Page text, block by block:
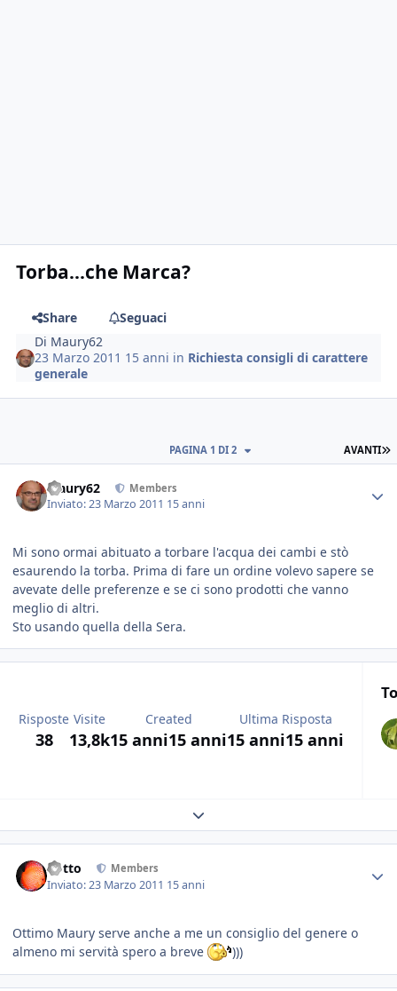
Torba...che Marca?
Share
Seguaci
Di Maury62
23 Marzo 2011 15 anni in Richiesta consigli di carattere
generale
AVANTI
PAGINA 1 DI 2
Maury62 Members
Inviato:23 Marzo 2011 15 anni
Mi sono ormai abituato a torbare l'acqua dei cambi e stò
esaurendo la torba. Prima di fare un ordine volevo sapere se
avevate delle preferenze e se ci sono prodotti che vanno
meglio di altri.
Sto usando quella della Sera.
Risposte
38
Visite
13,8k
Created
15 anni15 anni
Ultima Risposta
15 anni15 anni
Expand topic overview
dotto Members
Inviato:23 Marzo 2011 15 anni
Ottimo Maury serve anche a me un consiglio del genere o
almeno mi servità spero a breve
)))